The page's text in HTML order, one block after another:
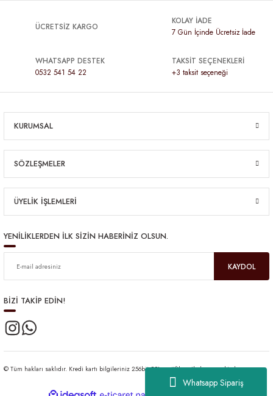
Whatsapp Sipariş
ÜCRETSİZ KARGO
KOLAY İADE
7 Gün İçinde Ücretsiz İade
WHATSAPP DESTEK
0532 541 54 22
TAKSİT SEÇENEKLERİ
+3 taksit seçeneği
KURUMSAL
SÖZLEŞMELER
ÜYELİK İŞLEMLERİ
YENİLİKLERDEN İLK SİZİN HABERİNİZ OLSUN.
KAYDOL
BİZİ TAKİP EDİN!
© Tüm hakları saklıdır. Kredi kartı bilgileriniz 256bit SSL sertifikası ile korunmaktadır.
ideasoft